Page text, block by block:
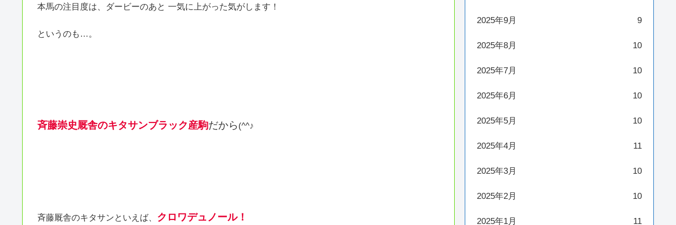
本馬の注目度は、ダービーのあと 一気に上がった気がします！
というのも…。
斉藤崇史厩舎のキタサンブラック産駒だから (^^♪
斉藤厩舎のキタサンといえば、 クロワデュノール！
2025年9月 9
2025年8月 10
2025年7月 10
2025年6月 10
2025年5月 10
2025年4月 11
2025年3月 10
2025年2月 10
2025年1月 11